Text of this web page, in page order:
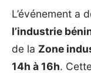
L’événement a
l’industrie
de la Zone
14h à 16h.